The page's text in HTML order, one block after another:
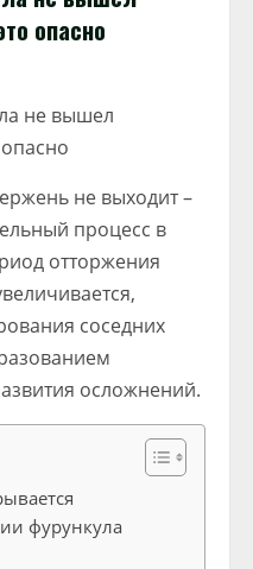
опасно
не выходит –
процесс в
отторжения
соседних
осложнений.
фурункула